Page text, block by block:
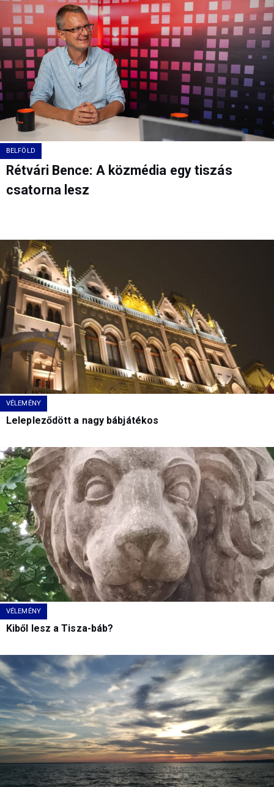
BELFÖLD
Rétvári Bence: A közmédia egy tiszás
csatorna lesz
VÉLEMÉNY
Lelepleződött a nagy bábjátékos
VÉLEMÉNY
Kiből lesz a Tisza-báb?